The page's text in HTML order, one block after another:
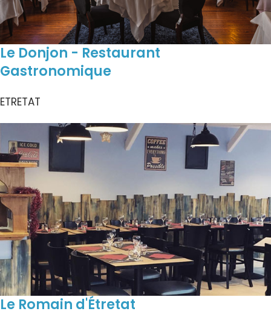
Le Donjon - Restaurant
Gastronomique
ETRETAT
Le Romain d'Étretat